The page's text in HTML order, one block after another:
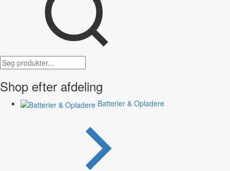
Shop efter afdeling
Batterier & Opladere